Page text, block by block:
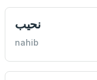
نحیب
nahib